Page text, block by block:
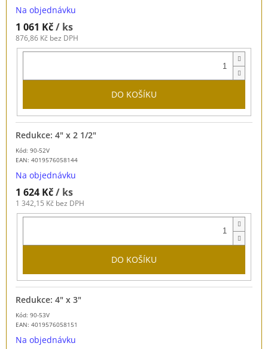
Na objednávku
1 061 Kč/ ks
876,86 Kč bez DPH
DO KOŠÍKU
Kód: 90-52V
EAN: 4019576058144
Redukce: 4" x 2 1/2"
Na objednávku
1 624 Kč/ ks
1 342,15 Kč bez DPH
DO KOŠÍKU
Kód: 90-53V
EAN: 4019576058151
Redukce: 4" x 3"
Na objednávku